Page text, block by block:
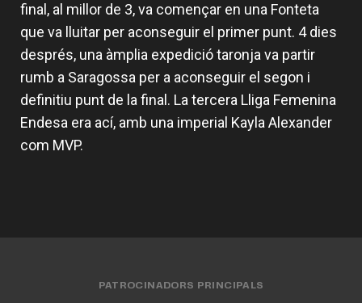
final, al millor de 3, va començar en una Fonteta
que va lluitar per aconseguir el primer punt. 4 dies
després, una àmplia expedició taronja va partir
rumb a Saragossa per a aconseguir el segon i
definitiu punt de la final. La tercera Lliga Femenina
Endesa era ací, amb una imperial Kayla Alexander
com MVP.
PATROCINADORS PRINCIPALS